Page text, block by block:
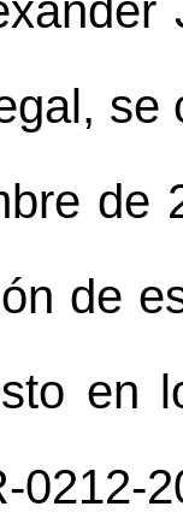
se
de
de
en